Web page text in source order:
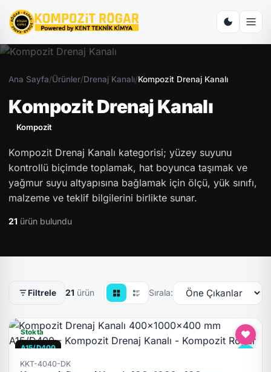
Ana Sayfa/Ürünler/Drenaj Kanalı/Kompozit Drenaj Kanalı
Kompozit Drenaj Kanalı
Kompozit
Kompozit Drenaj Kanalı kategorisi; yüzey suyunu
kontrollü biçimde toplamak, hat boyunca taşımak ve
yağmur suyu altyapısına bağlamak için ölçü, yük sınıfı,
malzeme ve teklif bilgilerini birlikte sunar.
21 ürün bulundu
Filtrele 21 ürün Sırala:
Stokta
A15/D400
KKT-4040-DK